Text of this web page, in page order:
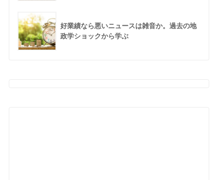
好業績なら悪いニュースは雑音か。過去の地
政学ショックから学ぶ